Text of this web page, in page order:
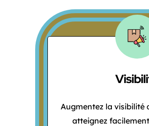
Augmentez la visibilité
atteignez